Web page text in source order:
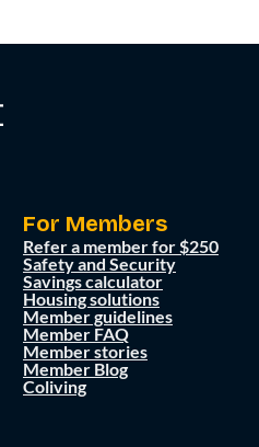
For Members
Refer a member for $250
Safety and Security
Savings calculator
Housing solutions
Member guidelines
Member FAQ
Member stories
Member Blog
Coliving